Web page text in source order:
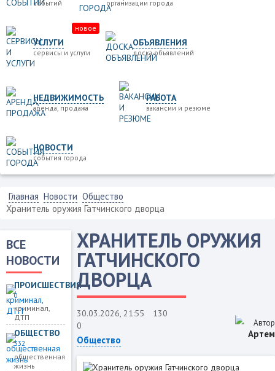
событий организации города
УСЛУГИ
сервисы и услуги
новое
ОБЪЯВЛЕНИЯ
доска объявлений
НЕДВИЖИМОСТЬ
аренда, продажа
РАБОТА
вакансии и резюме
НОВОСТИ
события города
Главная Новости Общество
Хранитель оружия Гатчинского дворца
ВСЕ
НОВОСТИ
ПРОИСШЕСТВИЯ
0
криминал,
ДТП
ОБЩЕСТВО
332
общественная
жизнь
ХРАНИТЕЛЬ ОРУЖИЯ
ГАТЧИНСКОГО
ДВОРЦА
30.03.2026, 21:55
130
0
Общество
Автор
Артем